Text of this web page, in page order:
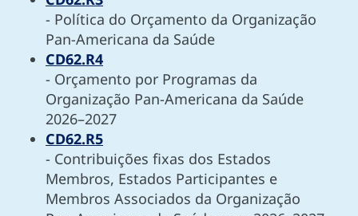
- Política do Orçamento da Organização
Pan-Americana da Saúde
CD62.R4
- Orçamento por Programas da
Organização Pan-Americana da Saúde
2026–2027
CD62.R5
- Contribuições fixas dos Estados
Membros, Estados Participantes e
Membros Associados da Organização